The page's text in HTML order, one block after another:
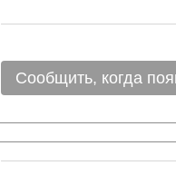
Сообщить, когда